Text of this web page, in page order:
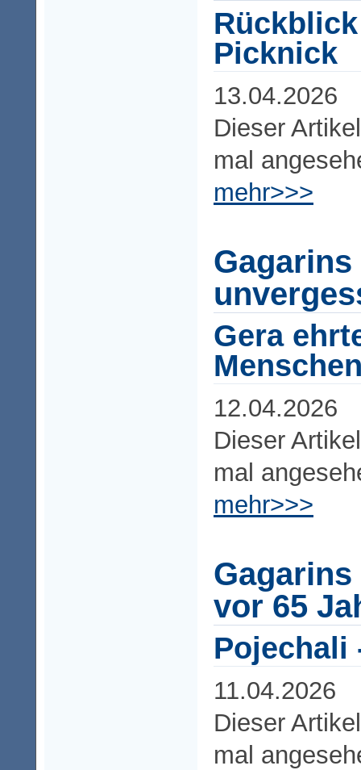
Picknick
13.04.2026
Dieser
mal
mehr>>>
Gera
12.04.2026
Dieser
mal
mehr>>>
vor 65
Pojechali
11.04.2026
Dieser
mal